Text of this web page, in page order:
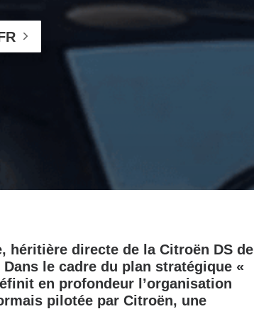
héritière directe de la Citroën DS de
le cadre du plan stratégique «
en profondeur l’organisation
pilotée par Citroën, une